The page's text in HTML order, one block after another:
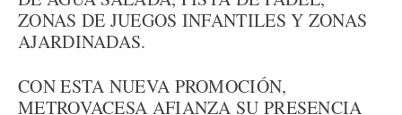
ZONAS DE JUEGOS INFANTILES Y ZONAS
AJARDINADAS.
CON ESTA NUEVA PROMOCIÓN,
METROVACESA AFIANZA SU PRESENCIA